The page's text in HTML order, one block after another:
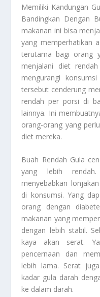
Memiliki Kandungan
Bandingkan Dengan
makanan ini bisa
yang memperhatikan
terutama bagi orang
menjalani diet
mengurangi
tersebut cenderung
rendah per porsi di
lainnya. Ini
orang-orang yang
diet mereka.
Buah Rendah Gula
yang lebih
menyebabkan
di konsumsi. Yang
orang dengan
makanan yang
dengan lebih stabil.
kaya akan serat.
pencernaan dan
lebih lama. Serat
kadar gula darah
ke dalam darah.